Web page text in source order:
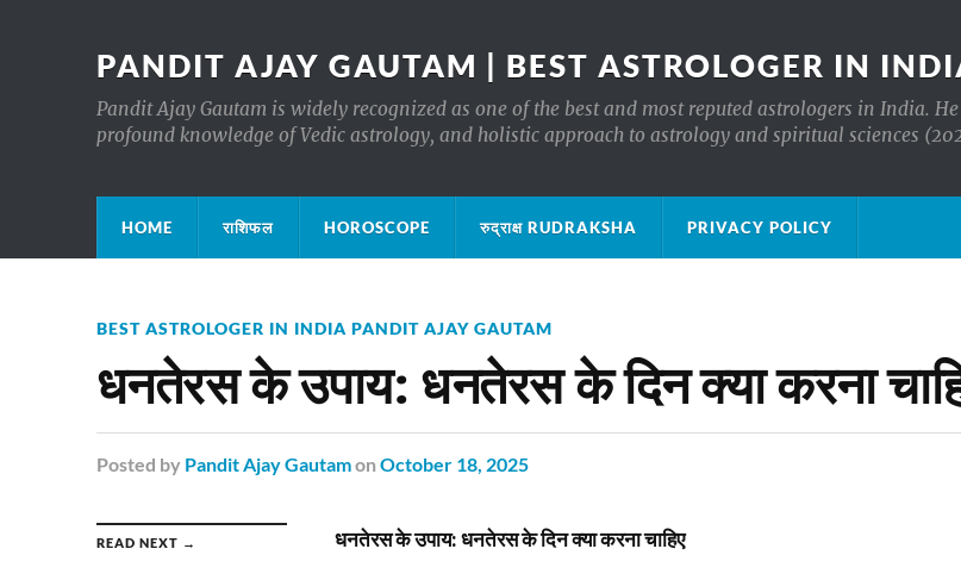
PANDIT AJAY GAUTAM | BEST ASTROLOGER IN
Pandit Ajay Gautam is widely recognized as one of the best and most reputed astrologers in India.
profound knowledge of Vedic astrology, and holistic approach to astrology and spiritual sciences
HOME राशिफल HOROSCOPE रुद्राक्ष RUDRAKSHA PRIVACY POLICY
BEST ASTROLOGER IN INDIA PANDIT AJAY GAUTAM
धनतेरस के उपाय: धनतेरस के दिन क्या करना
Posted by Pandit Ajay Gautamon October 18, 2025
READ NEXT → धनतेरस के उपाय: धनतेरस के दिन क्या करना चाहिए